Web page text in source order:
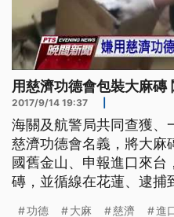
用慈濟功德會包裝大麻磚
2017/9/14 19:37
海關及航警局共同查獲、
慈濟功德會名義，將大麻
國舊金山、申報進口來
磚，並循線在花蓮、逮捕到巫姓
功德 大麻 慈濟 進